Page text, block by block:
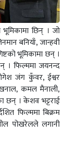
भूमिकामा छिन् । जो
बनियाँ, जान्हवी
भूमिकामा छन् ।
। फिल्ममा जयनन्द
जंग कुँवर, ईश्वर
कमल मैनाली,
छन् । केशव भट्टराई
फिल्ममा बिक्रम
पोखरेलले लगानी